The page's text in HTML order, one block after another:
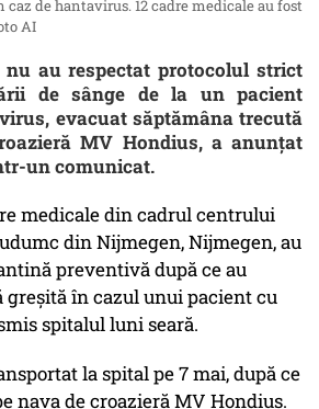
de hantavirus. 12 cadre medicale au fost
AI
nu au respectat protocolul strict
de sânge de la un pacient
evacuat săptămâna trecută
MV Hondius, a anunțat
un comunicat.
medicale din cadrul centrului
din Nijmegen, Nijmegen, au
preventivă după ce au
greșită în cazul unui pacient cu
spitalul luni seară.
la spital pe 7 mai, după ce
nava de croazieră MV Hondius.